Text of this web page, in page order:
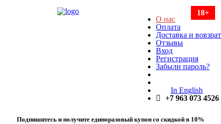
О нас
Оплата
Доставка и вовзрат
Отзывы
Вход
Регистрация
Забыли пароль?
In English
+7 963 073 4526
Подпишитесь и получите единоразовый купон со скидкой в 10%
18+